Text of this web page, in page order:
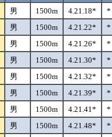
男 1500m 4.21.18*
*
男 1500m 4.21.22*
*
男 1500m 4.21.26*
*
男 1500m 4.21.30*
*
男 1500m 4.21.32*
*
男 1500m 4.21.39*
*
男 1500m 4.21.41*
*
男 1500m 4.21.48*
*